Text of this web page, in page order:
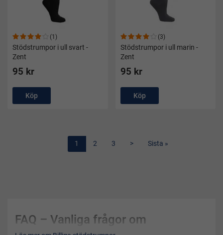
(1)
Stödstrumpor i ull svart -
Zent
95 kr
Köp
(3)
Stödstrumpor i ull marin -
Zent
95 kr
Köp
1 2 3 > Sista »
FAQ – Vanliga frågor om